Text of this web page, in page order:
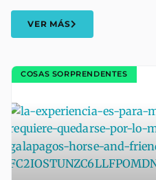
VER MÁS
COSAS SORPRENDENTES